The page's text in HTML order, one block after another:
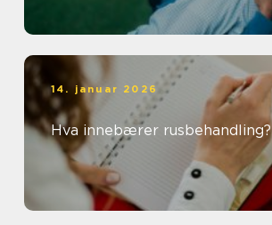
14. januar 2026
Hva innebærer rusbehandling?